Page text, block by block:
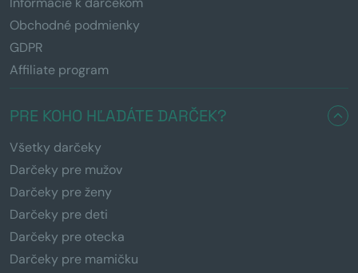
Obchodné podmienky
GDPR
Affiliate program
PRE KOHO HĽADÁTE DARČEK?
Všetky darčeky
Darčeky pre mužov
Darčeky pre ženy
Darčeky pre deti
Darčeky pre otecka
Darčeky pre mamičku